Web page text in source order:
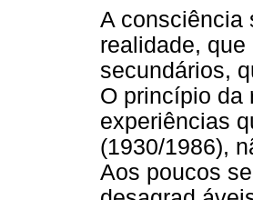
A consciência
realidade,
secundários,
O princípio da
experiências
(1930/1986),
Aos poucos